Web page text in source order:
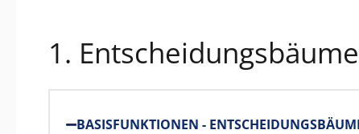
1.
BASISFUNKTIONEN -